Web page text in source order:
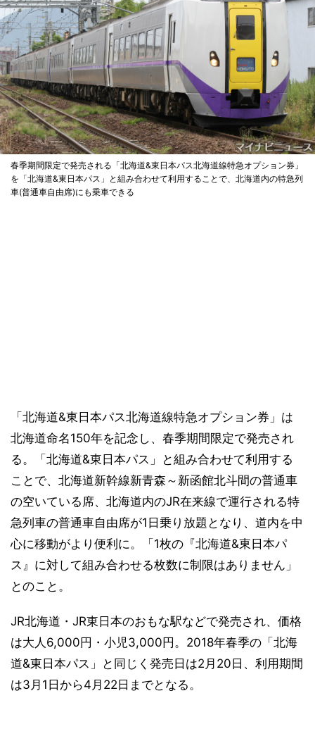
春季期間限定で発売される「北海道&東日本パス北海道線特急オプション券」
を「北海道&東日本パス」と組み合わせて利用することで、北海道内の特急列
車(普通車自由席)にも乗車できる
「北海道&東日本パス北海道線特急オプション券」は
北海道命名150年を記念し、春季期間限定で発売され
る。「北海道&東日本パス」と組み合わせて利用する
ことで、北海道新幹線新青森～新函館北斗間の普通車
の空いている席、北海道内のJR在来線で運行される特
急列車の普通車自由席が1日乗り放題となり、道内を中
心に移動がより便利に。「1枚の『北海道&東日本パ
ス』に対して組み合わせる枚数に制限はありません」
とのこと。
JR北海道・JR東日本のおもな駅などで発売され、価格
は大人6,000円・小児3,000円。2018年春季の「北海
道&東日本パス」と同じく発売日は2月20日、利用期間
は3月1日から4月22日までとなる。